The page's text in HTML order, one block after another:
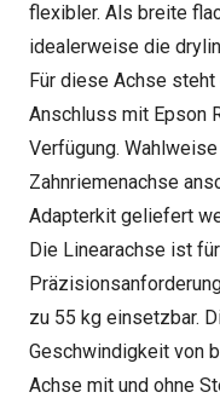
flexibler. Als breite
idealerweise die
Für diese Achse
Anschluss mit Epson
Verfügung.
Zahnriemenachse
Adapterkit geliefert
Die Linearachse ist
zu 55 kg einsetzbar.
Geschwindigkeit von
Achse mit und ohne